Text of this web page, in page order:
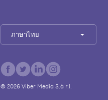
ภาษาไทย
© 2026Viber Media S.à r.l.